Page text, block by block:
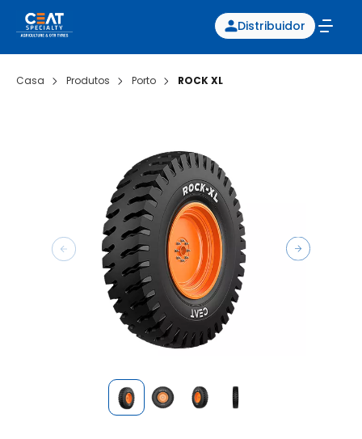
Distribuidor
Casa Produtos Porto ROCK XL